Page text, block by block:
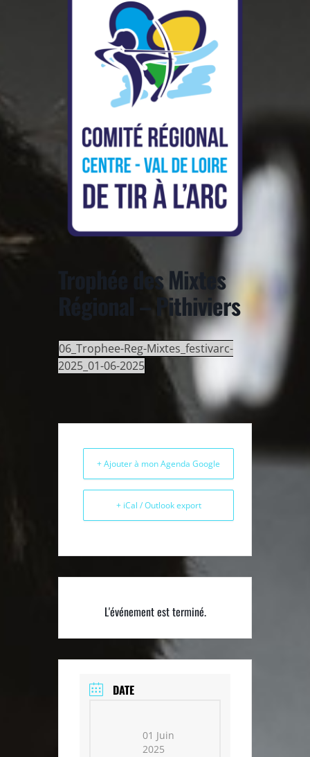
Trophée des Mixtes
Régional – Pithiviers
06_Trophee-Reg-Mixtes_festivarc-
2025_01-06-2025
+ Ajouter à mon Agenda Google
+ iCal / Outlook export
L'événement est terminé.
DATE
01 Juin
2025